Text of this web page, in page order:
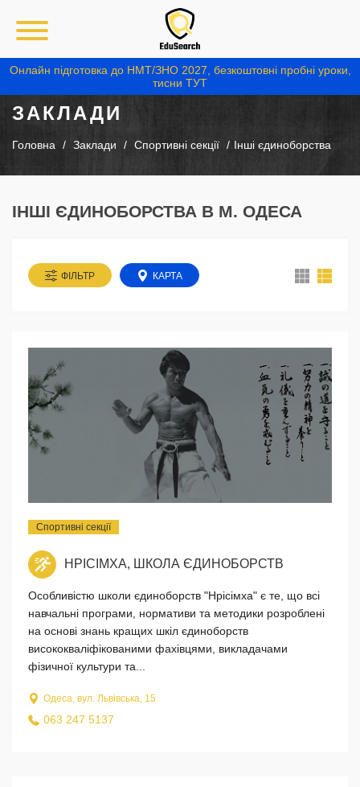
Онлайн підготовка до НМТ/ЗНО 2027, безкоштовні пробні уроки,
тисни ТУТ
ЗАКЛАДИ
Головна Заклади Спортивні секції Інші єдиноборства
ІНШІ ЄДИНОБОРСТВА В М. ОДЕСА
ФІЛЬТР КАРТА
Спортивні секції
НРІСІМХА, ШКОЛА ЄДИНОБОРСТВ
Особливістю школи єдиноборств "Нрісімха" є те, що всі
навчальні програми, нормативи та методики розроблені
на основі знань кращих шкіл єдиноборств
висококваліфікованими фахівцями, викладачами
фізичної культури та...
Одеса, вул. Львівська, 15
063 247 5137